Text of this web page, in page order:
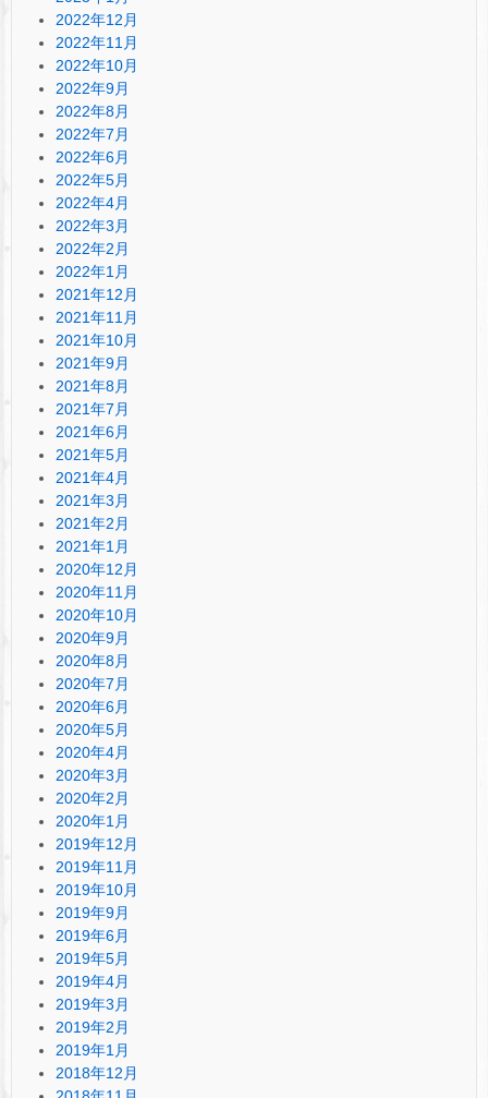
2022年12月
2022年11月
2022年10月
2022年9月
2022年8月
2022年7月
2022年6月
2022年5月
2022年4月
2022年3月
2022年2月
2022年1月
2021年12月
2021年11月
2021年10月
2021年9月
2021年8月
2021年7月
2021年6月
2021年5月
2021年4月
2021年3月
2021年2月
2021年1月
2020年12月
2020年11月
2020年10月
2020年9月
2020年8月
2020年7月
2020年6月
2020年5月
2020年4月
2020年3月
2020年2月
2020年1月
2019年12月
2019年11月
2019年10月
2019年9月
2019年6月
2019年5月
2019年4月
2019年3月
2019年2月
2019年1月
2018年12月